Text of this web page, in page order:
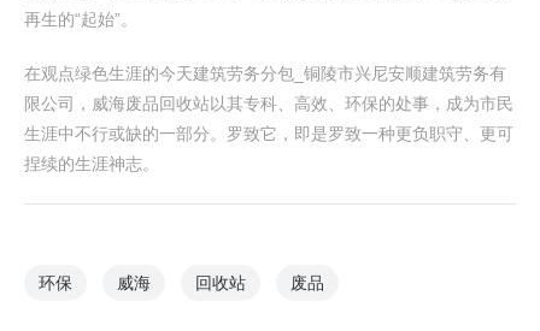
再生的“起始”。
在观点绿色生涯的今天建筑劳务分包_铜陵市兴尼安顺建筑劳务有
限公司，威海废品回收站以其专科、高效、环保的处事，成为市民
生涯中不行或缺的一部分。罗致它，即是罗致一种更负职守、更可
捏续的生涯神志。
环保 威海 回收站 废品